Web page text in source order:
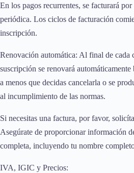
En los pagos recurrentes, se facturará
periódica. Los ciclos de facturación
inscripción.
Renovación automática: Al final de cada
suscripción se renovará
a menos que decidas cancelarla o se
al incumplimiento de las normas.
Si necesitas una factura, por favor,
Asegúrate de proporcionar información
completa, incluyendo tu nombre
IVA, IGIC y Precios: